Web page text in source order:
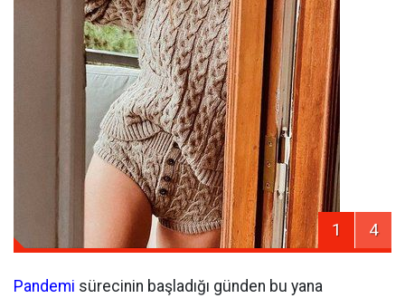
1 4
Pandemi sürecinin başladığı günden bu yana